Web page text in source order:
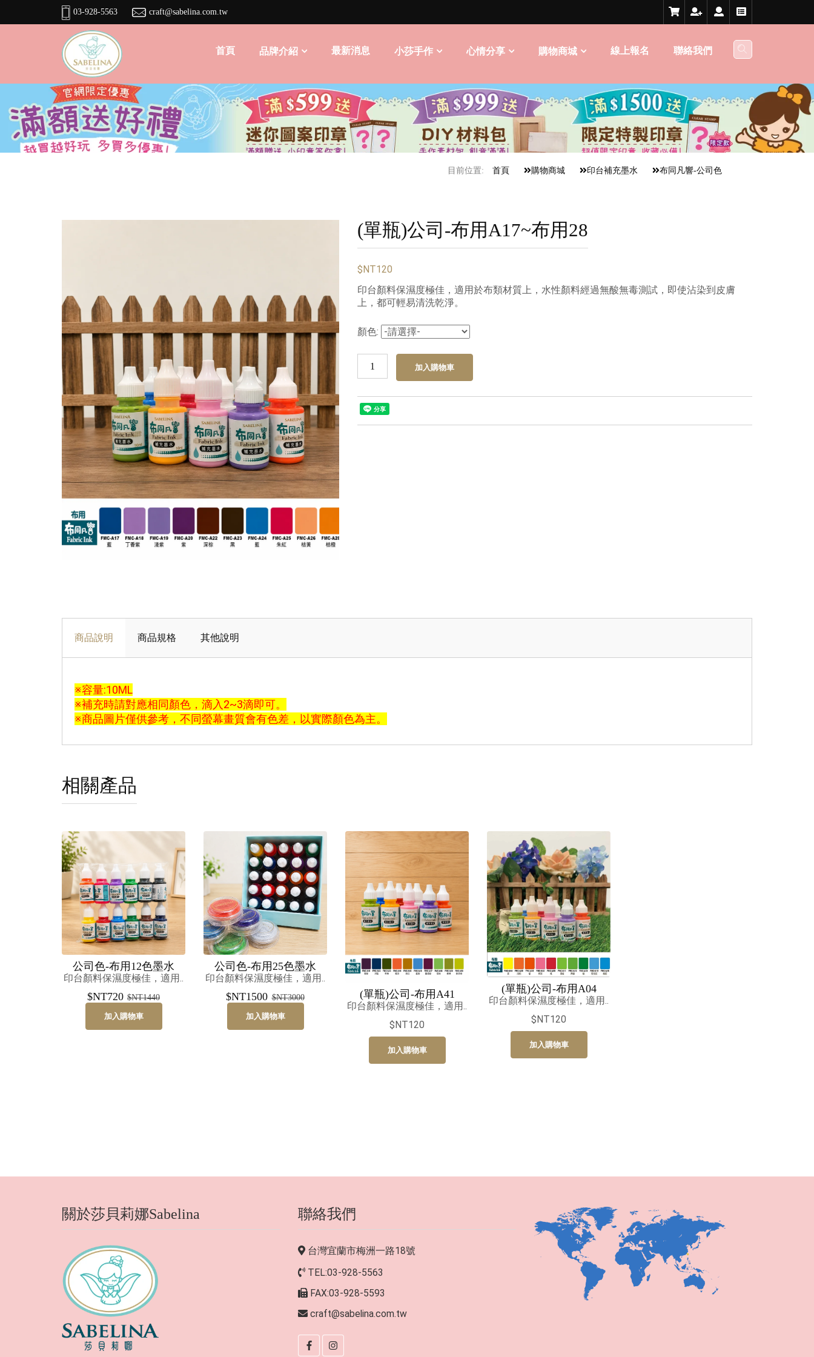
03-928-5563 craft@sabelina.com.tw
首頁 品牌介紹 最新消息 小莎手作 心情分享 購物商城 線上報名 聯絡我們
目前位置: 首頁 購物商城 印台補充墨水 布同凡響-公司色
(單瓶)公司-布用A17~布用28
$NT120
印台顏料保濕度極佳，適用於布類材質上，水性顏料經過無酸無毒測試，即使沾染到皮膚
上，都可輕易清洗乾淨。
顏色:
商品說明 商品規格 其他說明
※容量:10ML
※補充時請對應相同顏色，滴入2~3滴即可。
※商品圖片僅供參考，不同螢幕畫質會有色差，以實際顏色為主。
相關產品
公司色-布用12色墨水
印台顏料保濕度極佳，適用..
$NT720 $NT1440
加入購物車
公司色-布用25色墨水
印台顏料保濕度極佳，適用..
$NT1500 $NT3000
加入購物車
(單瓶)公司-布用A41
印台顏料保濕度極佳，適用..
$NT120
加入購物車
(單瓶)公司-布用A04
印台顏料保濕度極佳，適用..
$NT120
加入購物車
關於莎貝莉娜Sabelina 聯絡我們
台灣宜蘭市梅洲一路18號
TEL:03-928-5563
FAX:03-928-5593
craft@sabelina.com.tw